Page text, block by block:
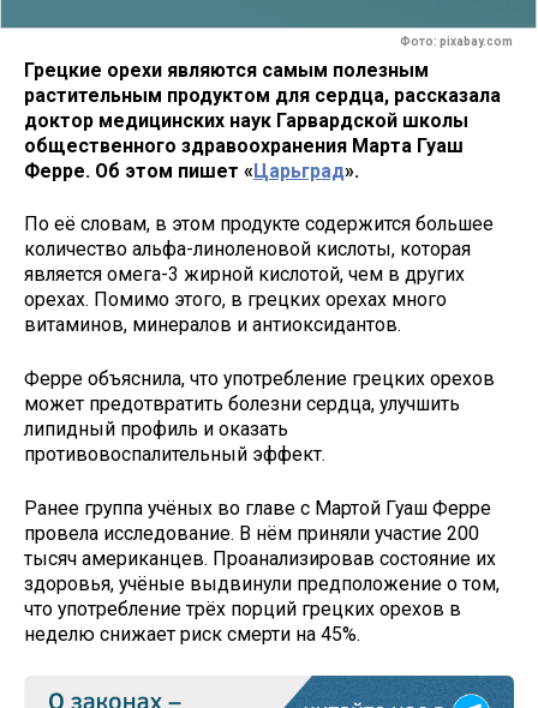
Фото: pixabay.com
Грецкие орехи являются самым полезным
растительным продуктом для сердца, рассказала
доктор медицинских наук Гарвардской школы
общественного здравоохранения Марта Гуаш
Ферре. Об этом пишет «Царьград».
По её словам, в этом продукте содержится большее
количество альфа-линоленовой кислоты, которая
является омега-3 жирной кислотой, чем в других
орехах. Помимо этого, в грецких орехах много
витаминов, минералов и антиоксидантов.
Ферре объяснила, что употребление грецких орехов
может предотвратить болезни сердца, улучшить
липидный профиль и оказать
противовоспалительный эффект.
Ранее группа учёных во главе с Мартой Гуаш Ферре
провела исследование. В нём приняли участие 200
тысяч американцев. Проанализировав состояние их
здоровья, учёные выдвинули предположение о том,
что употребление трёх порций грецких орехов в
неделю снижает риск смерти на 45%.